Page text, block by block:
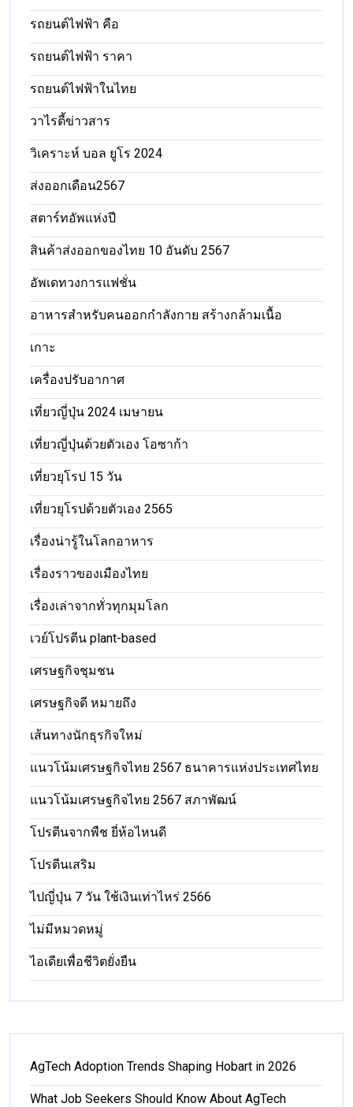
รถยนต์ไฟฟ้า คือ
รถยนต์ไฟฟ้า ราคา
รถยนต์ไฟฟ้าในไทย
วาไรตี้ข่าวสาร
วิเคราะห์ บอล ยูโร 2024
ส่งออกเดือน2567
สตาร์ทอัพแห่งปี
สินค้าส่งออกของไทย 10 อันดับ 2567
อัพเดทวงการแฟชั่น
อาหารสําหรับคนออกกําลังกาย สร้างกล้ามเนื้อ
เกาะ
เครื่องปรับอากาศ
เที่ยวญี่ปุ่น 2024 เมษายน
เที่ยวญี่ปุ่นด้วยตัวเอง โอซาก้า
เที่ยวยุโรป 15 วัน
เที่ยวยุโรปด้วยตัวเอง 2565
เรื่องน่ารู้ในโลกอาหาร
เรื่องราวของเมืองไทย
เรื่องเล่าจากทั่วทุกมุมโลก
เวย์โปรตีน plant-based
เศรษฐกิจชุมชน
เศรษฐกิจดี หมายถึง
เส้นทางนักธุรกิจใหม่
แนวโน้มเศรษฐกิจไทย 2567 ธนาคารแห่งประเทศไทย
แนวโน้มเศรษฐกิจไทย 2567 สภาพัฒน์
โปรตีนจากพืช ยี่ห้อไหนดี
โปรตีนเสริม
ไปญี่ปุ่น 7 วัน ใช้เงินเท่าไหร่ 2566
ไม่มีหมวดหมู่
ไอเดียเพื่อชีวิตยั่งยืน
AgTech Adoption Trends Shaping Hobart in 2026
What Job Seekers Should Know About AgTech